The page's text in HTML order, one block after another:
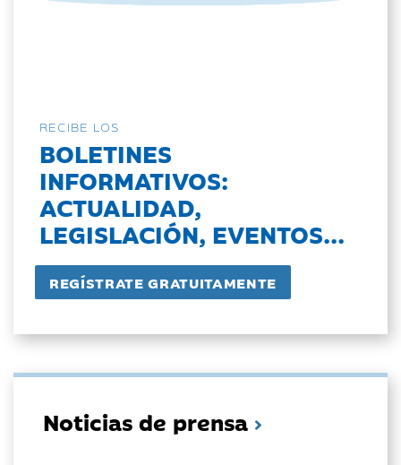
RECIBE LOS
BOLETINES
INFORMATIVOS:
ACTUALIDAD,
LEGISLACIÓN, EVENTOS...
Noticias de prensa